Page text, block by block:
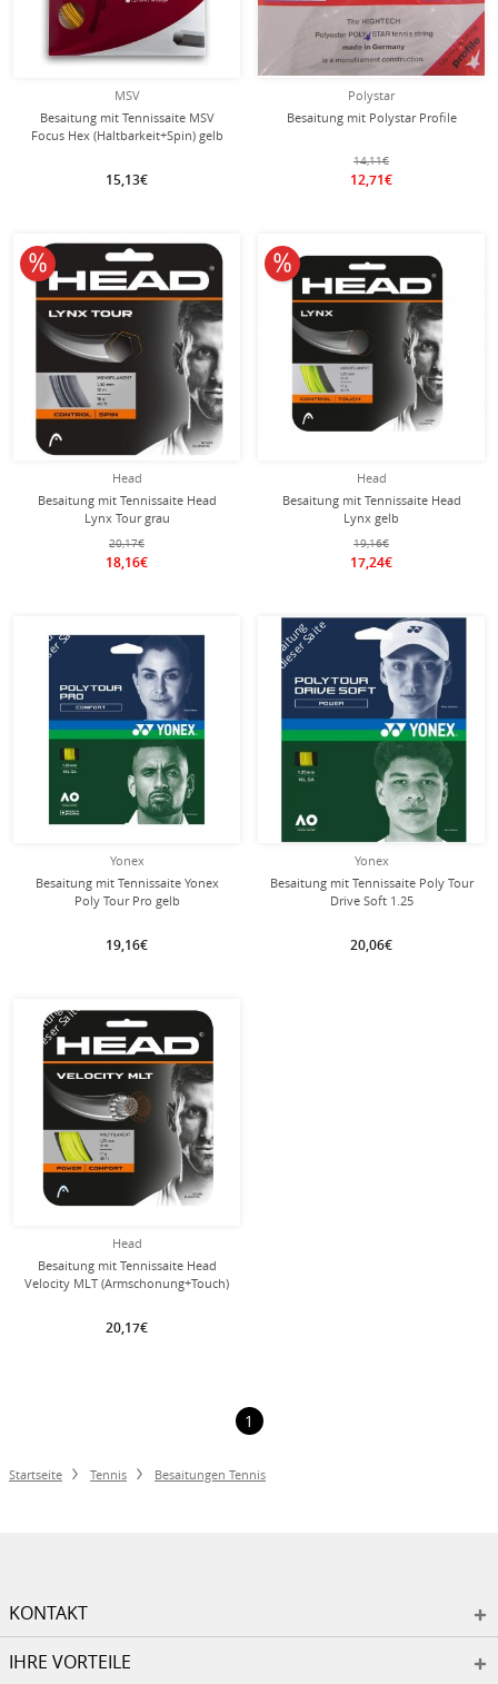
MSV
Besaitung mit Tennissaite MSV
Focus Hex (Haltbarkeit+Spin) gelb
15,13€
Polystar
Besaitung mit Polystar Profile
14,11€
12,71€
Head
Besaitung mit Tennissaite Head
Lynx Tour grau
20,17€
18,16€
10% reduziert
Head
Besaitung mit Tennissaite Head
Lynx gelb
19,16€
17,24€
10% reduziert
Yonex
Besaitung mit Tennissaite Yonex
Poly Tour Pro gelb
19,16€
Besaitung
mit dieser Saite
Yonex
Besaitung mit Tennissaite Poly Tour
Drive Soft 1.25
20,06€
Besaitung
mit dieser Saite
Head
Besaitung mit Tennissaite Head
Velocity MLT (Armschonung+Touch)
20,17€
Besaitung
mit dieser Saite
1
Startseite Tennis Besaitungen Tennis
KONTAKT
IHRE VORTEILE